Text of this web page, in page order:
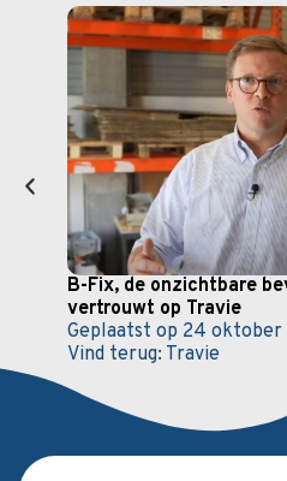
B-Fix, de onzichtbare
vertrouwt op Travie
Geplaatst op 24 oktober
Vind terug: Travie